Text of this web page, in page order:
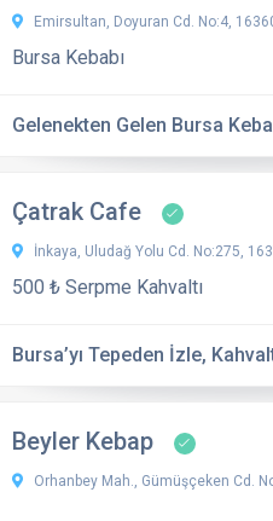
Emirsultan, Doyuran Cd. No:4,
Bursa Kebabı
Gelenekten Gelen Bursa
Çatrak Cafe
İnkaya, Uludağ Yolu Cd. No:275,
500 ₺ Serpme Kahvaltı
Bursa’yı Tepeden İzle,
Beyler Kebap
Orhanbey Mah., Gümüşçeken Cd.